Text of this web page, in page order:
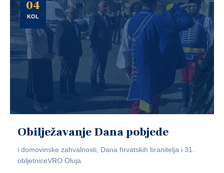
04
KOL
Obilježavanje Dana pobjede
i domovinske zahvalnosti, Dana hrvatskih branitelja i 31.
obljetniceVRO Oluja